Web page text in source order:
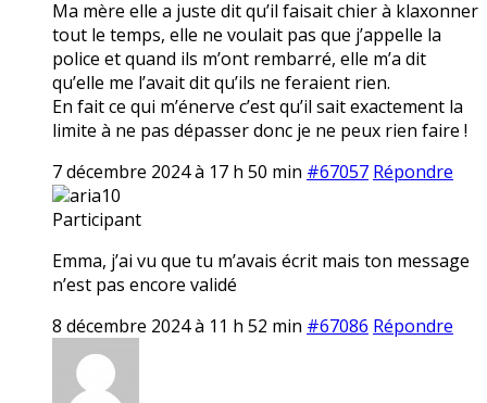
Ma mère elle a juste dit qu’il faisait chier à klaxonner
tout le temps, elle ne voulait pas que j’appelle la
police et quand ils m’ont rembarré, elle m’a dit
qu’elle me l’avait dit qu’ils ne feraient rien.
En fait ce qui m’énerve c’est qu’il sait exactement la
limite à ne pas dépasser donc je ne peux rien faire !
7 décembre 2024 à 17 h 50 min #67057 Répondre
aria10
Participant
Emma, j’ai vu que tu m’avais écrit mais ton message
n’est pas encore validé
8 décembre 2024 à 11 h 52 min #67086 Répondre